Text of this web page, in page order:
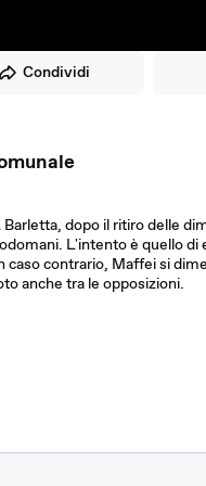
Condividi
dopo il ritiro delle
L'intento è quello
caso contrario, Maffei si
anche tra le opposizioni.